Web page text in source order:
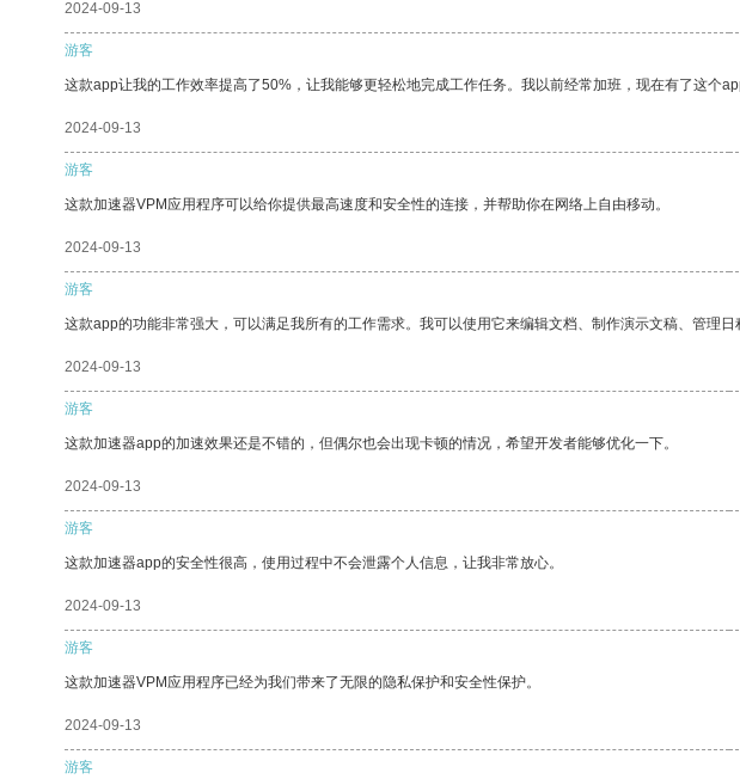
2024-09-13
游客
这款app让我的工作效率提高了50%，让我能够更轻松地完成工作任务。我以前经常加班，现在有了这个
2024-09-13
游客
这款加速器VPM应用程序可以给你提供最高速度和安全性的连接，并帮助你在网络上自由移动。
2024-09-13
游客
这款app的功能非常强大，可以满足我所有的工作需求。我可以使用它来编辑文档、制作演示文稿、管理日
2024-09-13
游客
这款加速器app的加速效果还是不错的，但偶尔也会出现卡顿的情况，希望开发者能够优化一下。
2024-09-13
游客
这款加速器app的安全性很高，使用过程中不会泄露个人信息，让我非常放心。
2024-09-13
游客
这款加速器VPM应用程序已经为我们带来了无限的隐私保护和安全性保护。
2024-09-13
游客